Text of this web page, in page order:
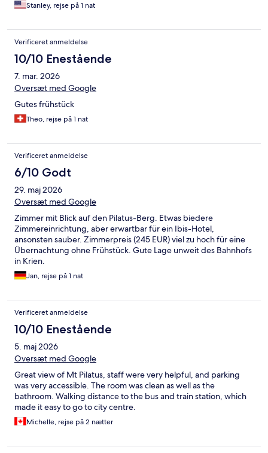
Stanley, rejse på 1 nat
Verificeret anmeldelse
10/10 Enestående
7. mar. 2026
Oversæt med Google
Gutes frühstück
Theo, rejse på 1 nat
Verificeret anmeldelse
6/10 Godt
29. maj 2026
Oversæt med Google
Zimmer mit Blick auf den Pilatus-Berg. Etwas biedere
Zimmereinrichtung, aber erwartbar für ein Ibis-Hotel,
ansonsten sauber. Zimmerpreis (245 EUR) viel zu hoch für eine
Übernachtung ohne Frühstück. Gute Lage unweit des Bahnhofs
in Krien.
Jan, rejse på 1 nat
Verificeret anmeldelse
10/10 Enestående
5. maj 2026
Oversæt med Google
Great view of Mt Pilatus, staff were very helpful, and parking
was very accessible. The room was clean as well as the
bathroom. Walking distance to the bus and train station, which
made it easy to go to city centre.
Michelle, rejse på 2 nætter